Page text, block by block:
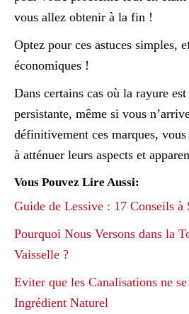
vous allez obtenir à la fin !
Optez pour ces astuces simples,
économiques !
Dans certains cas où la rayure
persistante, même si vous
définitivement ces marques,
à atténuer leurs aspects et
Vous Pouvez Lire Aussi:
Guide de Lessive : 17 Conseils à
Pourquoi Nous Versons dans la
Vaisselle ?
Eviter que les Canalisations ne
Ingrédient Naturel